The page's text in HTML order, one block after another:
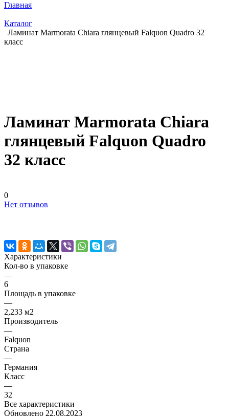
Главная
Каталог
Ламинат Marmorata Chiara глянцевый Falquon Quadro 32
класс
Ламинат Marmorata Chiara
глянцевый Falquon Quadro
32 класс
0
Нет отзывов
Характеристики
Кол-во в упаковке
—
6
Площадь в упаковке
—
2,233 м2
Производитель
—
Falquon
Страна
—
Германия
Класс
—
32
Все характеристики
Обновлено 22.08.2023